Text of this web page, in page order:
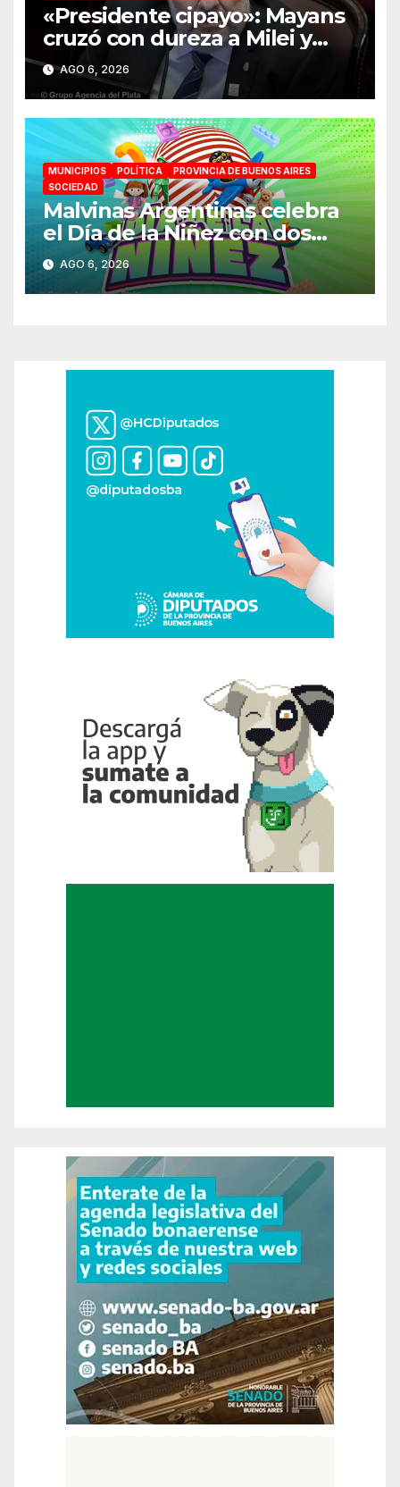
«Presidente cipayo»: Mayans
cruzó con dureza a Milei y
advirtió sobre un juicio
político por traición a la Patria
AGO 6, 2026
MUNICIPIOS POLÍTICA
PROVINCIA DE BUENOS AIRES
SOCIEDAD
Malvinas Argentinas celebra
el Día de la Niñez con dos
jornadas de juegos,
espectáculos y actividades
para toda la familia
AGO 6, 2026